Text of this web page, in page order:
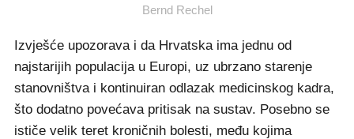
Bernd Rechel
Izvješće upozorava i da Hrvatska ima jednu od
najstarijih populacija u Europi, uz ubrzano starenje
stanovništva i kontinuiran odlazak medicinskog kadra,
što dodatno povećava pritisak na sustav. Posebno se
ističe velik teret kroničnih bolesti, među kojima